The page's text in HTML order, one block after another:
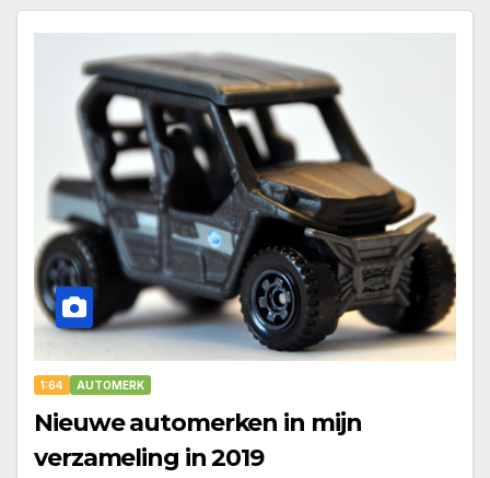
1:64 AUTOMERK
Nieuwe automerken in mijn
verzameling in 2019